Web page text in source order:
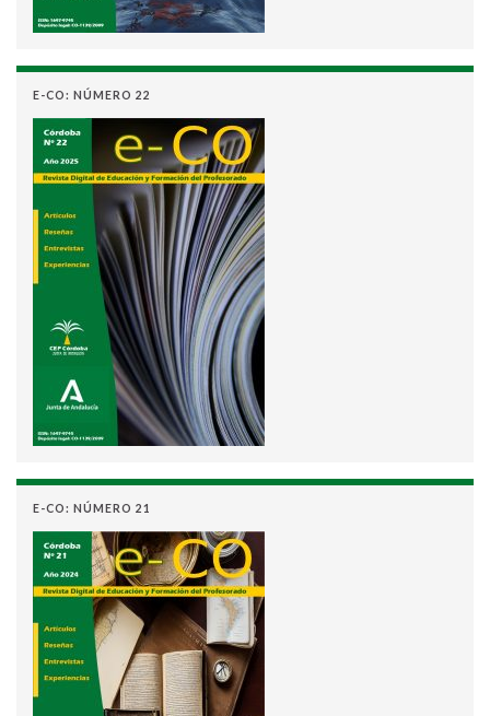
E-CO: NÚMERO 22
E-CO: NÚMERO 21